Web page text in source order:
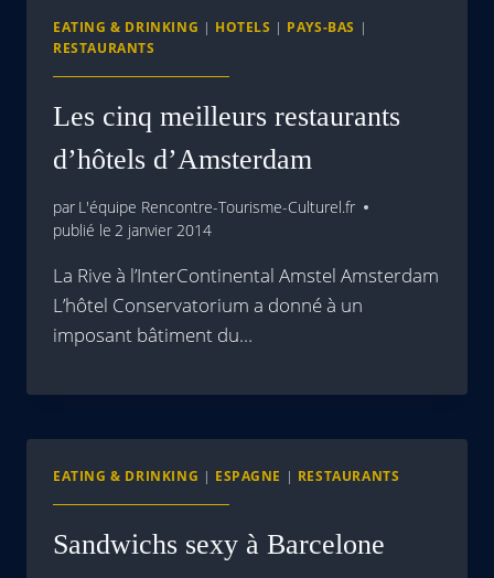
EATING & DRINKING | HOTELS | PAYS-BAS |
RESTAURANTS
Les cinq meilleurs restaurants
d’hôtels d’Amsterdam
par L'équipe Rencontre-Tourisme-Culturel.fr
publié le 2 janvier 2014
La Rive à l’InterContinental Amstel Amsterdam
L’hôtel Conservatorium a donné à un
imposant bâtiment du…
EATING & DRINKING | ESPAGNE | RESTAURANTS
Sandwichs sexy à Barcelone